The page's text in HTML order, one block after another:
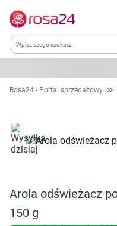
Kategorie
Dla zwierząt
Zdrowie
Rosa24 - Portal sprzedażowy
Arola odświeżacz
150 g